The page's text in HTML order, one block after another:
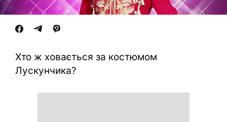
Хто ж ховається за костюмом
Лускунчика?